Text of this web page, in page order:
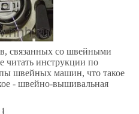
связанных со швейными
инструкции по
швейных машин, что такое
- швейно-вышивальная